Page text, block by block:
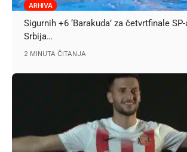
ARHIVA
Sigurnih +6 ‘Barakuda’ za četvrtfinale
Srbija…
2 MINUTA ČITANJA